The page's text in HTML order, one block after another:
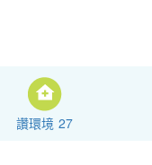
讚環境 27